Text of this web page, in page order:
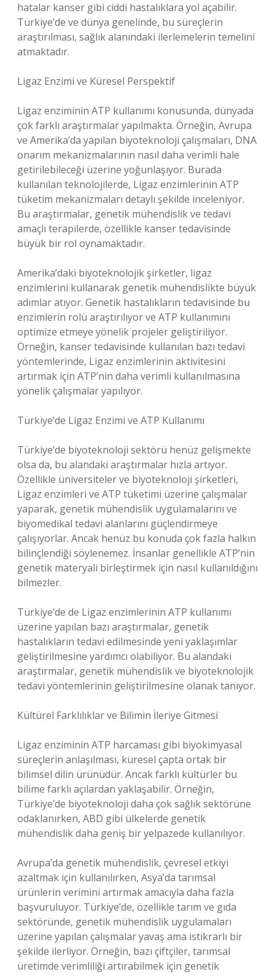
hatalar kanser gibi ciddi hastalıklara yol açabilir.
Türkiye’de ve dünya genelinde, bu süreçlerin
araştırılması, sağlık alanındaki ilerlemelerin temelini
atmaktadır.
Ligaz Enzimi ve Küresel Perspektif
Ligaz enziminin ATP kullanımı konusunda, dünyada
çok farklı araştırmalar yapılmakta. Örneğin, Avrupa
ve Amerika’da yapılan biyoteknoloji çalışmaları, DNA
onarım mekanizmalarının nasıl daha verimli hale
getirilebileceği üzerine yoğunlaşıyor. Burada
kullanılan teknolojilerde, Ligaz enzimlerinin ATP
tüketim mekanizmaları detaylı şekilde inceleniyor.
Bu araştırmalar, genetik mühendislik ve tedavi
amaçlı terapilerde, özellikle kanser tedavisinde
büyük bir rol oynamaktadır.
Amerika’daki biyoteknolojik şirketler, ligaz
enzimlerini kullanarak genetik mühendislikte büyük
adımlar atıyor. Genetik hastalıkların tedavisinde bu
enzimlerin rolü araştırılıyor ve ATP kullanımını
optimize etmeye yönelik projeler geliştiriliyor.
Örneğin, kanser tedavisinde kullanılan bazı tedavi
yöntemlerinde, Ligaz enzimlerinin aktivitesini
artırmak için ATP’nin daha verimli kullanılmasına
yönelik çalışmalar yapılıyor.
Türkiye’de Ligaz Enzimi ve ATP Kullanımı
Türkiye’de biyoteknoloji sektörü henüz gelişmekte
olsa da, bu alandaki araştırmalar hızla artıyor.
Özellikle üniversiteler ve biyoteknoloji şirketleri,
Ligaz enzimleri ve ATP tüketimi üzerine çalışmalar
yaparak, genetik mühendislik uygulamalarını ve
biyomedikal tedavi alanlarını güçlendirmeye
çalışıyorlar. Ancak henüz bu konuda çok fazla halkın
bilinçlendiği söylenemez. İnsanlar genellikle ATP’nin
genetik materyali birleştirmek için nasıl kullanıldığını
bilmezler.
Türkiye’de de Ligaz enzimlerinin ATP kullanımı
üzerine yapılan bazı araştırmalar, genetik
hastalıkların tedavi edilmesinde yeni yaklaşımlar
geliştirilmesine yardımcı olabiliyor. Bu alandaki
araştırmalar, genetik mühendislik ve biyoteknolojik
tedavi yöntemlerinin geliştirilmesine olanak tanıyor.
Kültürel Farklılıklar ve Bilimin İleriye Gitmesi
Ligaz enziminin ATP harcaması gibi biyokimyasal
süreçlerin anlaşılması, küresel çapta ortak bir
bilimsel dilin ürünüdür. Ancak farklı kültürler bu
bilime farklı açılardan yaklaşabilir. Örneğin,
Türkiye’de biyoteknoloji daha çok sağlık sektörüne
odaklanırken, ABD gibi ülkelerde genetik
mühendislik daha geniş bir yelpazede kullanılıyor.
Avrupa’da genetik mühendislik, çevresel etkiyi
azaltmak için kullanılırken, Asya’da tarımsal
ürünlerin verimini artırmak amacıyla daha fazla
başvuruluyor. Türkiye’de, özellikle tarım ve gıda
sektöründe, genetik mühendislik uygulamaları
üzerine yapılan çalışmalar yavaş ama istikrarlı bir
şekilde ilerliyor. Örneğin, bazı çiftçiler, tarımsal
üretimde verimliliği artırabilmek için genetik